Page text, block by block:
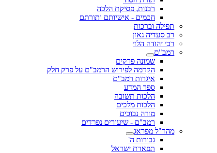
רבנות, פסיקת הלכה
חכמים - אישיותם ותורתם
תפילה וברכות
רב סעדיה גאון
רבי יהודה הלוי
רמב"ם
שמונה פרקים
הקדמה לפירוש הרמב"ם על פרק חלק
איגרות רמב"ם
ספר המדע
הלכות תשובה
הלכות מלכים
מורה נבוכים
רמב"ם - שיעורים נפרדים
מהר"ל מפראג
גבורות ה'
תפארת ישראל